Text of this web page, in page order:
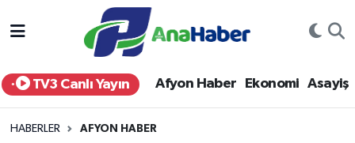
TV3 Canlı Yayın Afyon Haber Ekonomi Asayiş
HABERLER AFYON HABER
Yurt Haber
Afyon Haber
Afyonkarahisar Nöbetçi Eczaneler
Afyonkarahisar Hava Durumu